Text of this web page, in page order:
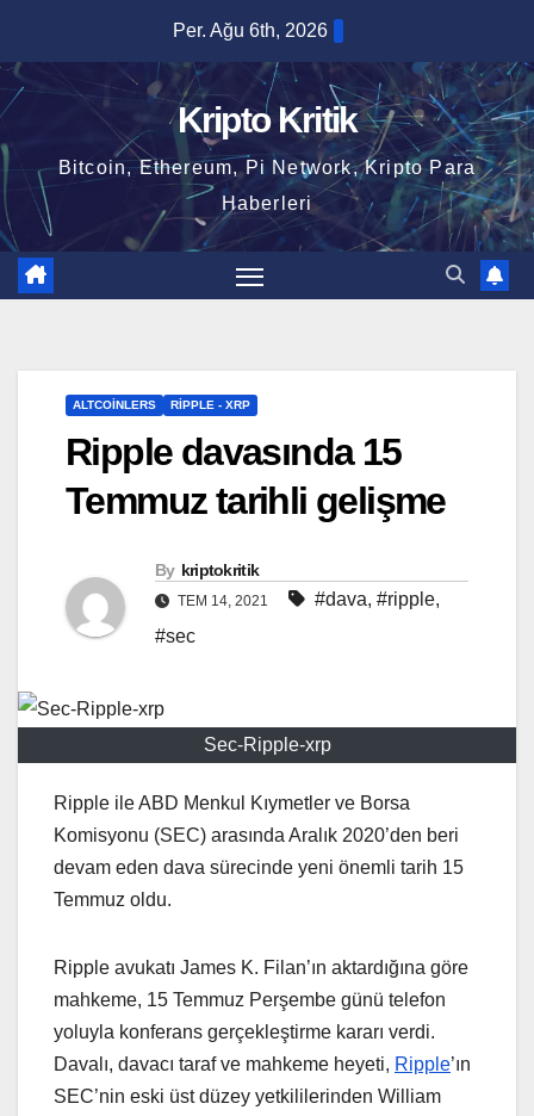
content
Per. Ağu 6th, 2026
Kripto Kritik
Bitcoin, Ethereum, Pi Network, Kripto Para
Haberleri
ALTCOINLERS RIPPLE - XRP
Ripple davasında 15
Temmuz tarihli gelişme
By kriptokritik
TEM 14, 2021 #dava, #ripple,
#sec
Sec-Ripple-xrp
Ripple ile ABD Menkul Kıymetler ve Borsa
Komisyonu (SEC) arasında Aralık 2020’den beri
devam eden dava sürecinde yeni önemli tarih 15
Temmuz oldu.
Ripple avukatı James K. Filan’ın aktardığına göre
mahkeme, 15 Temmuz Perşembe günü telefon
yoluyla konferans gerçekleştirme kararı verdi.
Davalı, davacı taraf ve mahkeme heyeti, Ripple’ın
SEC’nin eski üst düzey yetkililerinden William